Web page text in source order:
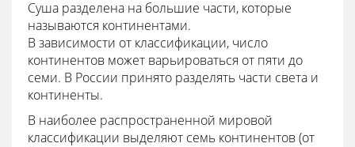
Суша разделена на большие части, которые
называются континентами.
В зависимости от классификации, число
континентов может варьироваться от пяти до
семи. В России принято разделять части света и
континенты.
В наиболее распространенной мировой
классификации выделяют семь континентов (от